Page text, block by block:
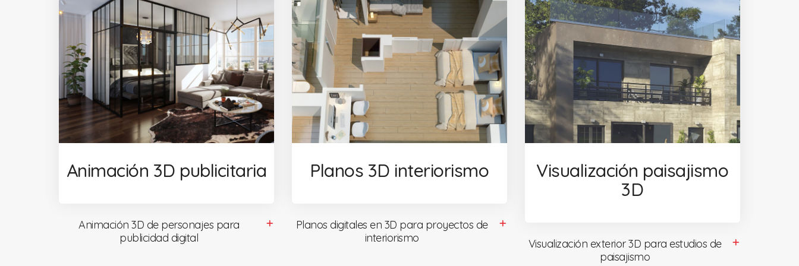
Animación 3D publicitaria
Animación 3D de personajes para
publicidad digital
Planos 3D interiorismo
Planos digitales en 3D para proyectos de
interiorismo
Visualización paisajismo
3D
Visualización exterior 3D para estudios de
paisajismo